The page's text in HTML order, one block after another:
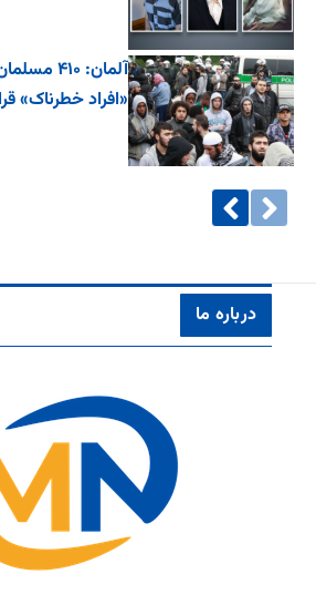
آلمان:
«افراد خطرناک»
درباره ما